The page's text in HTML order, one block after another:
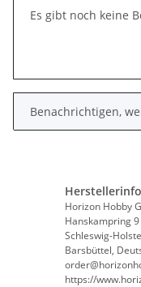
Es gibt noch keine
Benachrichtigen,
Horizon Hobby
Hanskampring 9
Schleswig-
Barsbüttel,
https://